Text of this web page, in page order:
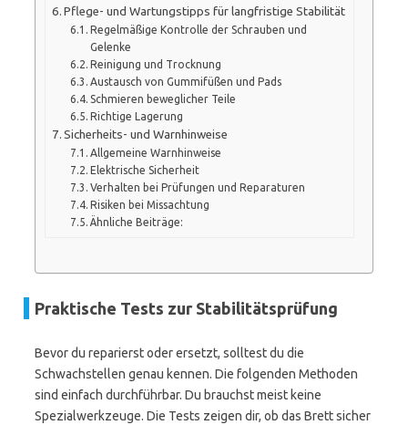
Pflege- und Wartungstipps für langfristige Stabilität
Regelmäßige Kontrolle der Schrauben und
Gelenke
Reinigung und Trocknung
Austausch von Gummifüßen und Pads
Schmieren beweglicher Teile
Richtige Lagerung
Sicherheits- und Warnhinweise
Allgemeine Warnhinweise
Elektrische Sicherheit
Verhalten bei Prüfungen und Reparaturen
Risiken bei Missachtung
Ähnliche Beiträge:
Praktische Tests zur Stabilitätsprüfung
Bevor du reparierst oder ersetzt, solltest du die
Schwachstellen genau kennen. Die folgenden Methoden
sind einfach durchführbar. Du brauchst meist keine
Spezialwerkzeuge. Die Tests zeigen dir, ob das Brett sicher